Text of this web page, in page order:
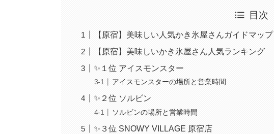
目次
【原宿】美味しい人気かき氷屋さんガイドマップ
【原宿】美味しいかき氷屋さん人気ランキング
✨１位 アイスモンスター
アイスモンスターの場所と営業時間
✨２位 ソルビン
ソルビンの場所と営業時間
✨３位 SNOWY VILLAGE 原宿店